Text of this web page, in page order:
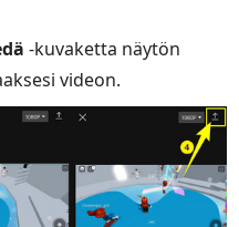
-kuvaketta näytön
videon.